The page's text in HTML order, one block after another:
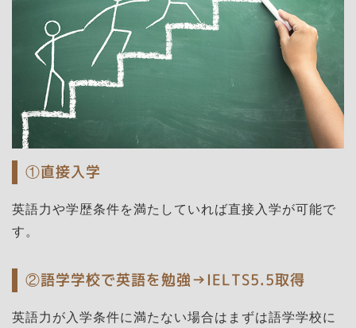
①直接入学
英語力や学歴条件を満たしていれば直接入学が可能で
す。
②語学学校で英語を勉強→IELTS5.5取得
英語力が入学条件に満たない場合はまずは語学学校に